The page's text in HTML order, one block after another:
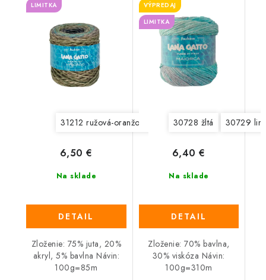
LIMITKA
31212 ružová-oranžová 31213 hnedá-petrol
Na sklade
6,50 €
DETAIL
Zloženie: 75% juta, 20%
akryl, 5% bavlna Návin:
100g=85m
VÝPREDAJ
LIMITKA
30728 žltá 30729
Na sklade
6,40 €
DETAIL
Zloženie: 70% bavlna,
30% viskóza Návin:
100g=310m